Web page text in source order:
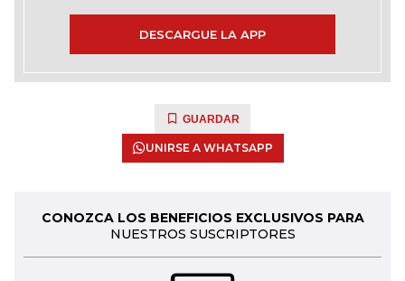
DESCARGUE LA APP
GUARDAR
UNIRSE A WHATSAPP
CONOZCA LOS BENEFICIOS EXCLUSIVOS PARA
NUESTROS SUSCRIPTORES